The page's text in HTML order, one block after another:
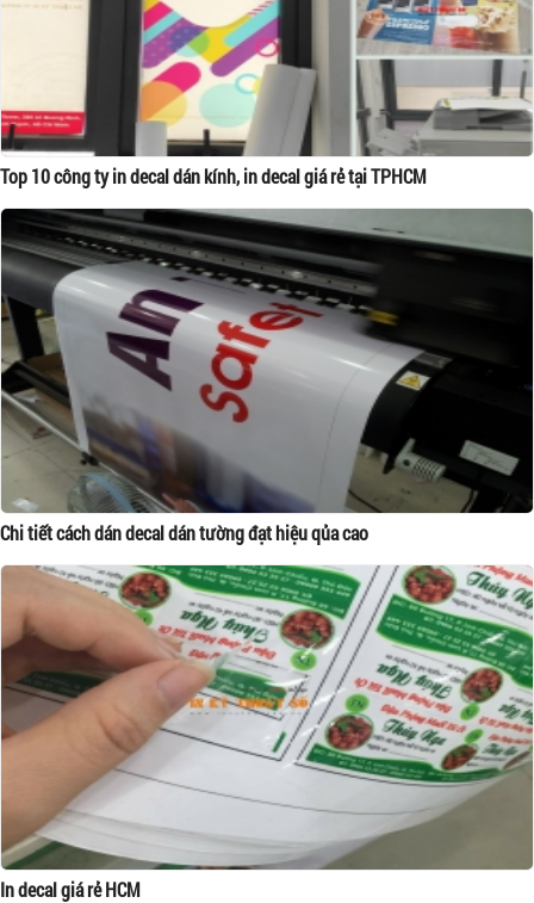
Top 10 công ty in decal dán kính, in decal giá rẻ tại TPHCM
Chi tiết cách dán decal dán tường đạt hiệu qủa cao
In decal giá rẻ HCM